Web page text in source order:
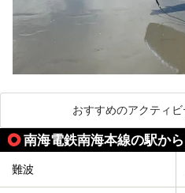
おすすめのアクティ
南海電鉄南海本線の駅か
難波